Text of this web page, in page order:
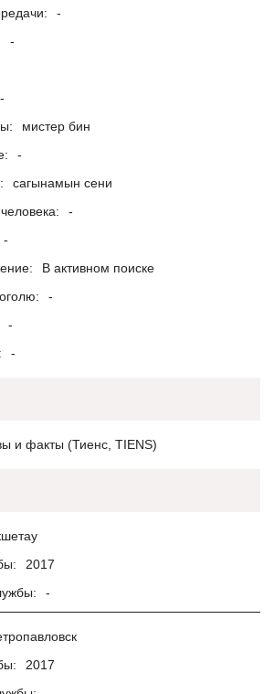
-
-
-
мистер бин
-
сагынамын сени
-
-
В активном поиске
-
-
-
и факты (Тиенс, TIENS)
2017
-
2017